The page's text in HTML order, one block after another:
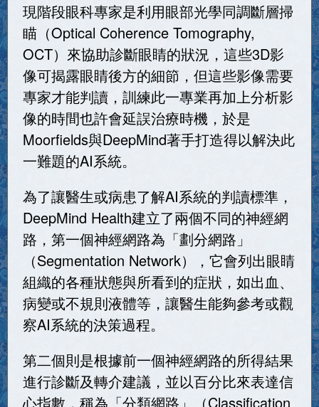
現階段眼科專家是利用眼部光學同調斷層掃
瞄（Optical Coherence Tomography,
OCT）來協助診斷眼睛的狀況，這些3D影
像可揭露眼睛後方的細節，但這些影像需要
專家才能判讀，訓練此一專業再加上分析影
像的時間也許會延誤治療時機，於是
Moorfields與DeepMind著手打造得以解決此
一難題的AI系統。
為了讓醫生或病患了解AI系統的判讀標準，
DeepMind Health建立了兩個不同的神經網
路，第一個神經網路為「劃分網路」
（Segmentation Network），它會列出眼睛
組織的各種狀態與所看到的症狀，如出血、
病變或不規則液體等，讓醫生能夠參考或觀
察AI系統的決策過程。
第二個則是根據前一個神經網路的所得結果
進行診斷及轉介建議，並以百分比來表達信
心指數，稱為「分類網路」（Classification